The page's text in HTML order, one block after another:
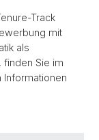
Track
mit
als
finden Sie im
Informationen